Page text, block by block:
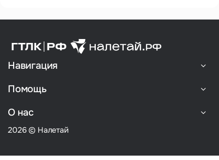
Навигация
Помощь
О нас
2026 © Налетай